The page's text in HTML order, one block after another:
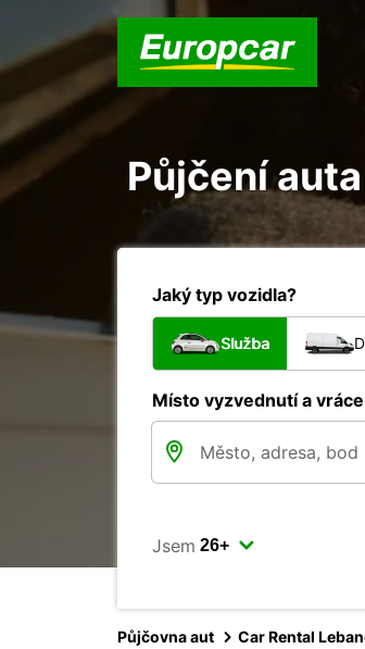
Půjčení
Jaký typ vozidla?
Služba
Místo vyzvednutí a
Jsem
Půjčovna aut Car Rental